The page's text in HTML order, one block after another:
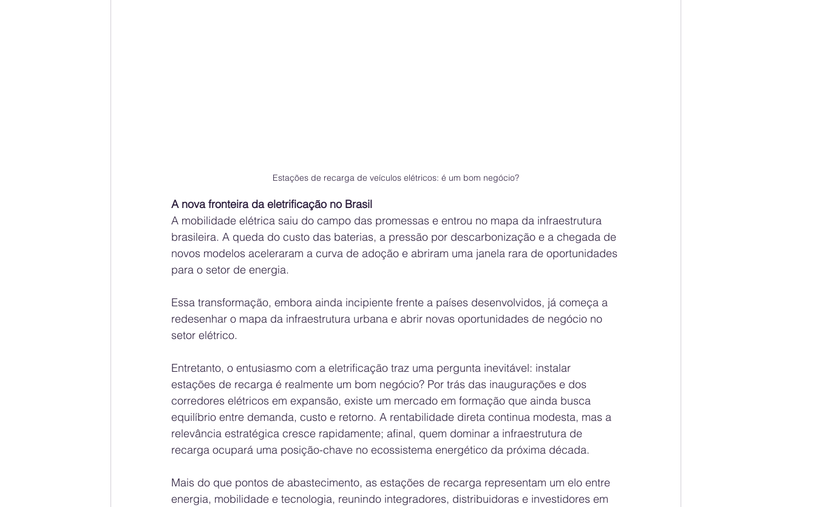
Estações de recarga de veículos elétricos: é um bom negócio?
A nova fronteira da eletrificação no Brasil
A mobilidade elétrica saiu do campo das promessas e entrou no mapa da infraestrutura
brasileira. A queda do custo das baterias, a pressão por descarbonização e a chegada de
novos modelos aceleraram a curva de adoção e abriram uma janela rara de oportunidades
para o setor de energia.
Essa transformação, embora ainda incipiente frente a países desenvolvidos, já começa a
redesenhar o mapa da infraestrutura urbana e abrir novas oportunidades de negócio no
setor elétrico.
Entretanto, o entusiasmo com a eletrificação traz uma pergunta inevitável: instalar
estações de recarga é realmente um bom negócio? Por trás das inaugurações e dos
corredores elétricos em expansão, existe um mercado em formação que ainda busca
equilíbrio entre demanda, custo e retorno. A rentabilidade direta continua modesta, mas a
relevância estratégica cresce rapidamente; afinal, quem dominar a infraestrutura de
recarga ocupará uma posição-chave no ecossistema energético da próxima década.
Mais do que pontos de abastecimento, as estações de recarga representam um elo entre
energia, mobilidade e tecnologia, reunindo integradores, distribuidoras e investidores em